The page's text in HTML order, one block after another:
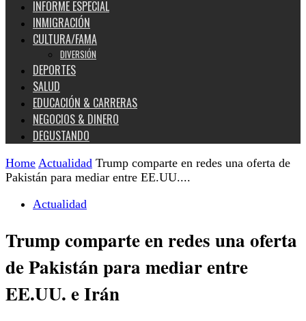
INFORME ESPECIAL
INMIGRACIÓN
CULTURA/FAMA
DIVERSIÓN
DEPORTES
SALUD
EDUCACIÓN & CARRERAS
NEGOCIOS & DINERO
DEGUSTANDO
Home Actualidad Trump comparte en redes una oferta de
Pakistán para mediar entre EE.UU....
Actualidad
Trump comparte en redes una oferta
de Pakistán para mediar entre
EE.UU. e Irán